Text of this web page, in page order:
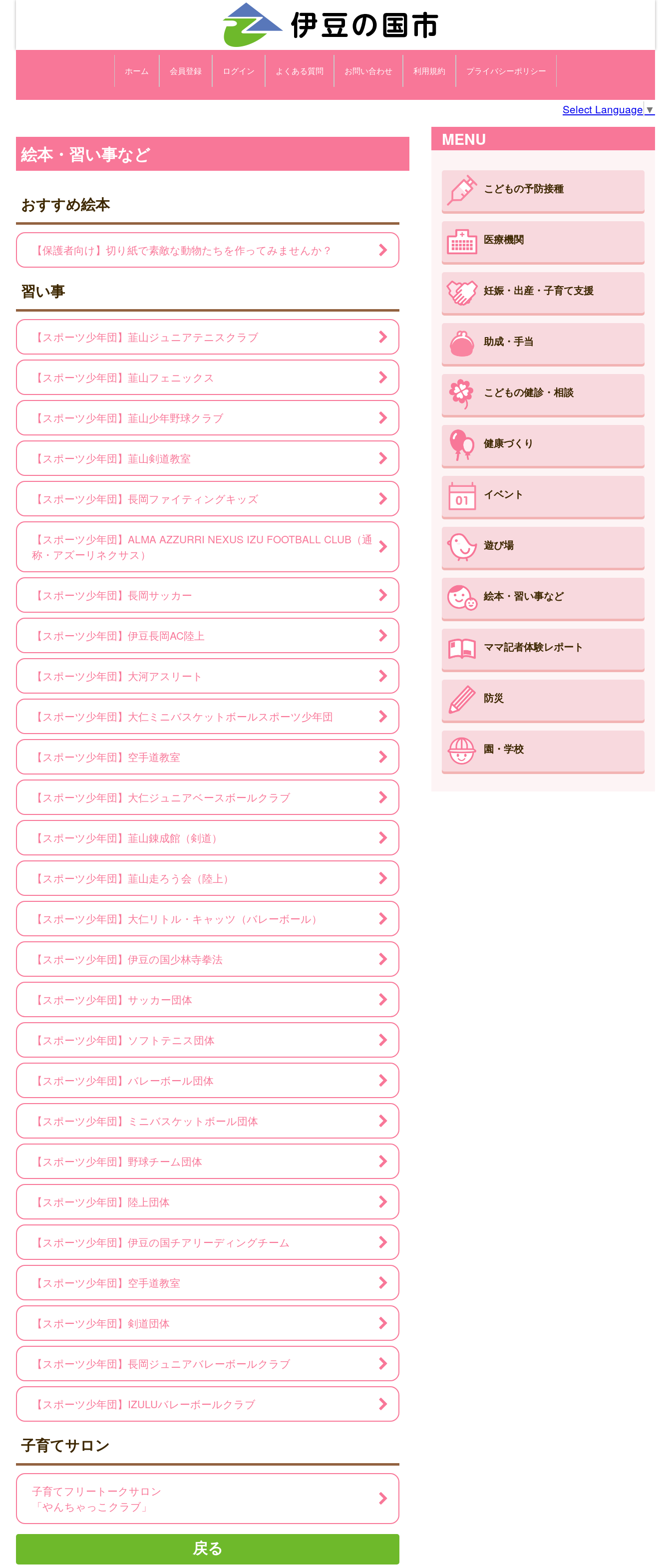
ホーム 会員登録 ログイン よくある質問 お問い合わせ 利用規約 プライバシーポリシー
Select Language ▼
絵本・習い事など
おすすめ絵本
【保護者向け】切り紙で素敵な動物たちを作ってみませんか？
習い事
【スポーツ少年団】韮山ジュニアテニスクラブ
【スポーツ少年団】韮山フェニックス
【スポーツ少年団】韮山少年野球クラブ
【スポーツ少年団】韮山剣道教室
【スポーツ少年団】長岡ファイティングキッズ
【スポーツ少年団】ALMA AZZURRI NEXUS IZU FOOTBALL CLUB（通
称・アズーリネクサス）
【スポーツ少年団】長岡サッカー
【スポーツ少年団】伊豆長岡AC陸上
【スポーツ少年団】大河アスリート
【スポーツ少年団】大仁ミニバスケットボールスポーツ少年団
【スポーツ少年団】空手道教室
【スポーツ少年団】大仁ジュニアベースボールクラブ
【スポーツ少年団】韮山錬成館（剣道）
【スポーツ少年団】韮山走ろう会（陸上）
【スポーツ少年団】大仁リトル・キャッツ（バレーボール）
【スポーツ少年団】伊豆の国少林寺拳法
【スポーツ少年団】サッカー団体
【スポーツ少年団】ソフトテニス団体
【スポーツ少年団】バレーボール団体
【スポーツ少年団】ミニバスケットボール団体
【スポーツ少年団】野球チーム団体
【スポーツ少年団】陸上団体
【スポーツ少年団】伊豆の国チアリーディングチーム
【スポーツ少年団】空手道教室
【スポーツ少年団】剣道団体
【スポーツ少年団】長岡ジュニアバレーボールクラブ
【スポーツ少年団】IZULUバレーボールクラブ
子育てサロン
子育てフリートークサロン
「やんちゃっこクラブ」
戻る
MENU
こどもの予防接種
医療機関
妊娠・出産・子育て支援
助成・手当
こどもの健診・相談
健康づくり
イベント
遊び場
絵本・習い事など
ママ記者体験レポート
防災
園・学校